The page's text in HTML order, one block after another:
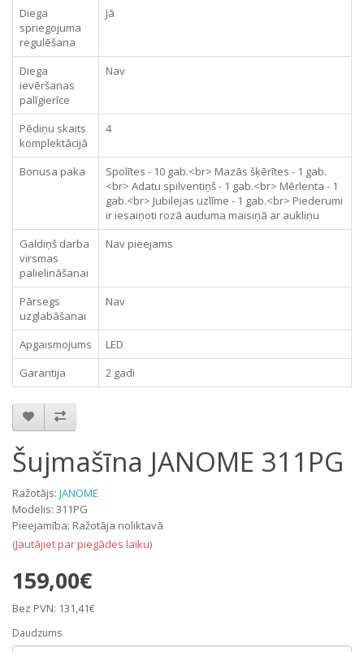
Diega
spriegojuma
regulēšana
Jā
Diega
ievēršanas
palīgierīce
Nav
Pēdiņu skaits
komplektācijā
4
Bonusa paka
Spolītes - 10 gab.<br> Mazās šķērītes - 1 gab.
<br> Adatu spilventiņš - 1 gab.<br> Mērlenta - 1
gab.<br> Jubilejas uzlīme - 1 gab.<br> Piederumi
ir iesaiņoti rozā auduma maisiņā ar aukliņu
Galdiņš darba
virsmas
palielināšanai
Nav pieejams
Pārsegs
uzglabāšanai
Nav
Apgaismojums
LED
Garantija
2 gadi
Šujmašīna JANOME 311PG
Ražotājs: JANOME
Modelis: 311PG
Pieejamība: Ražotāja noliktavā
(Jautājiet par piegādes laiku)
159,00€
Bez PVN: 131,41€
Daudzums